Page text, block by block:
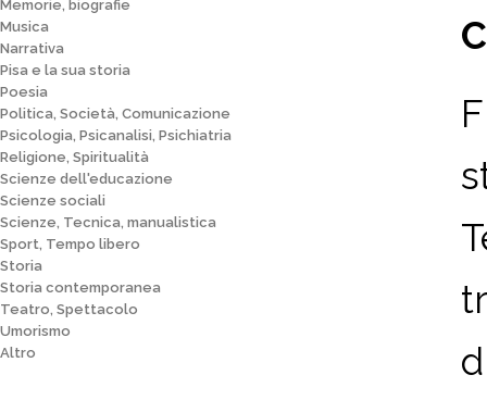
Memorie, biografie
Musica
Narrativa
Pisa e la sua storia
Poesia
Politica, Società, Comunicazione
Psicologia, Psicanalisi, Psichiatria
Religione, Spiritualità
Scienze dell'educazione
Scienze sociali
Scienze, Tecnica, manualistica
Sport, Tempo libero
Storia
Storia contemporanea
Teatro, Spettacolo
Umorismo
Altro